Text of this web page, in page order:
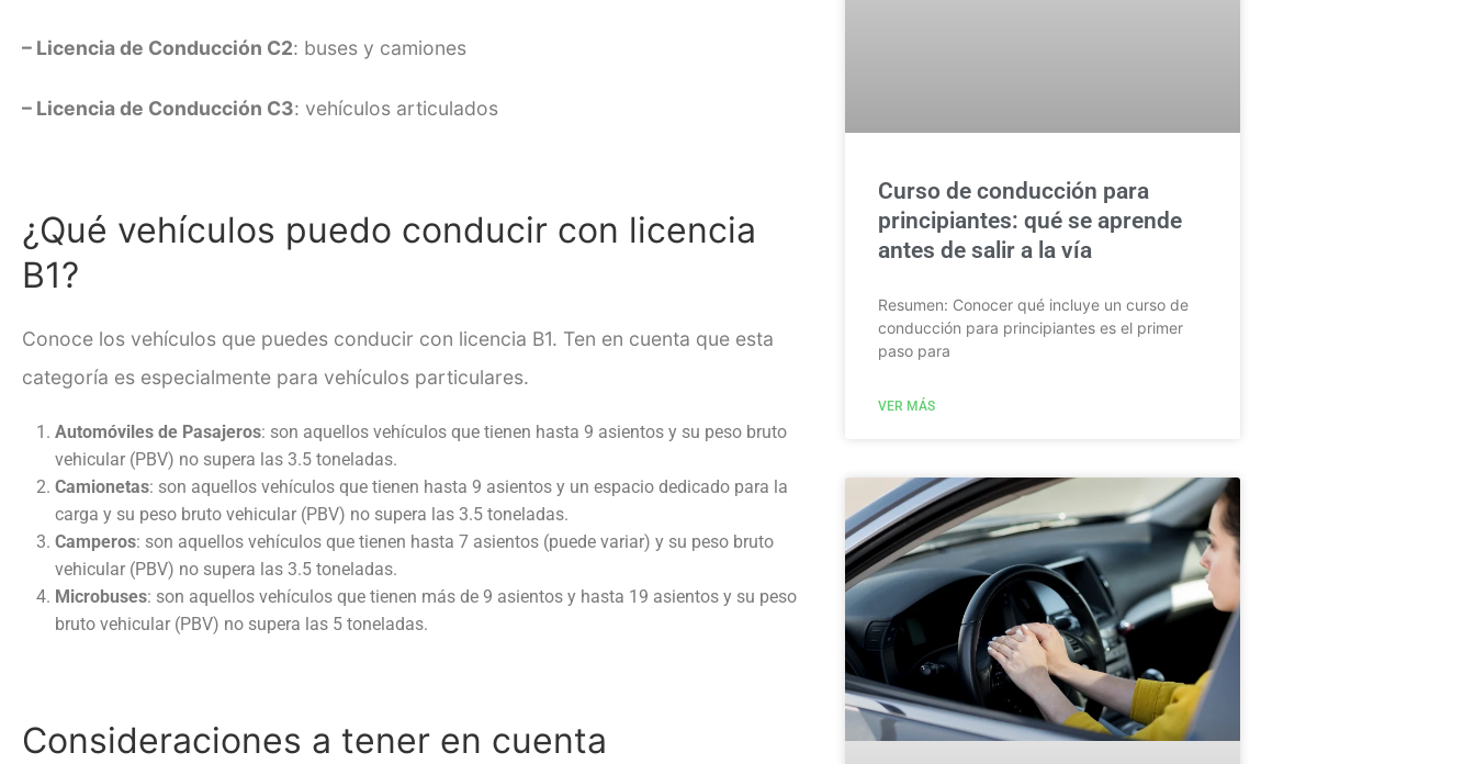
– Licencia de Conducción C2: buses y camiones
– Licencia de Conducción C3: vehículos articulados
¿Qué vehículos puedo conducir con licencia
B1?
Conoce los vehículos que puedes conducir con licencia B1. Ten en cuenta que esta
categoría es especialmente para vehículos particulares.
Automóviles de Pasajeros: son aquellos vehículos que tienen hasta 9 asientos y su peso bruto
vehicular (PBV) no supera las 3.5 toneladas.
Camionetas: son aquellos vehículos que tienen hasta 9 asientos y un espacio dedicado para la
carga y su peso bruto vehicular (PBV) no supera las 3.5 toneladas.
Camperos: son aquellos vehículos que tienen hasta 7 asientos (puede variar) y su peso bruto
vehicular (PBV) no supera las 3.5 toneladas.
Microbuses: son aquellos vehículos que tienen más de 9 asientos y hasta 19 asientos y su peso
bruto vehicular (PBV) no supera las 5 toneladas.
Consideraciones a tener en cuenta
Curso de conducción para
principiantes: qué se aprende
antes de salir a la vía
Resumen: Conocer qué incluye un curso de
conducción para principiantes es el primer
paso para
VER MÁS